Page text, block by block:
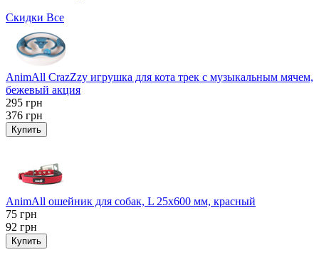
Скидки Все
AnimAll CrazZzy игрушка для кота трек с музыкальным мячем,
бежевый акция
295 грн
376 грн
Купить
AnimAll ошейник для собак, L 25x600 мм, красный
75 грн
92 грн
Купить